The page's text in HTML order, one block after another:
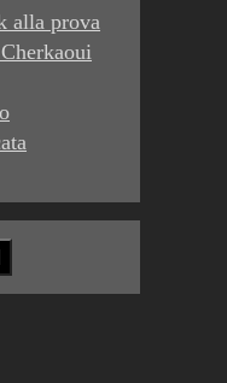
alla prova